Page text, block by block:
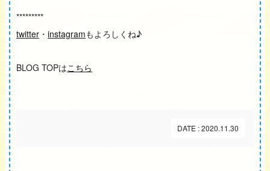
*********
twitter ・ instagramもよろしくね♪
BLOG TOPはこちら
DATE : 2020.11.30